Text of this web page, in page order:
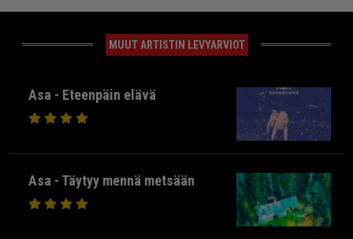
MUUT ARTISTIN LEVYARVIOT
Asa - Eteenpäin elävä
Asa - Täytyy mennä metsään